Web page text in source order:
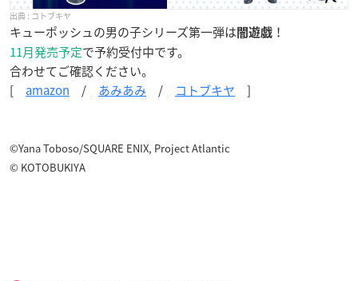
コトブキヤ
キューポッシュの男の子シリーズ第一弾は 闇遊戯 ！
11月発売予定で予約受付中です。
合わせてご確認ください。
[ amazon / あみあみ / コトブキヤ ]
©Yana Toboso/SQUARE ENIX, Project Atlantic
© KOTOBUKIYA